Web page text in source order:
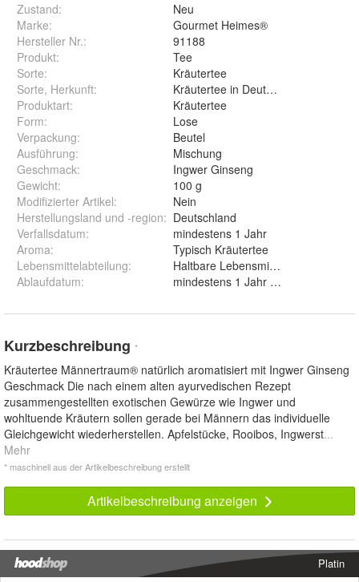
Zustand:
Neu
Marke:
Gourmet Heimes®
Hersteller Nr.:
91188
Produkt:
Tee
Sorte:
Kräutertee
Sorte, Herkunft:
Kräutertee in Deutschland
Produktart:
Kräutertee
Form:
Lose
Verpackung:
Beutel
Ausführung:
Mischung
Geschmack:
Ingwer Ginseng
Gewicht:
100 g
Modifizierter Artikel:
Nein
Herstellungsland und -region: Deutschland
Verfallsdatum:
mindestens 1 Jahr
Aroma:
Typisch Kräutertee
Lebensmittelabteilung:
Haltbare Lebensmittel
Ablaufdatum: mindestens 1 Jahr nach Lieferung
Kurzbeschreibung *
Kräutertee Männertraum® natürlich aromatisiert mit Ingwer Ginseng
Geschmack Die nach einem alten ayurvedischen Rezept
zusammengestellten exotischen Gewürze wie Ingwer und
wohltuende Kräutern sollen gerade bei Männern das individuelle
Gleichgewicht wiederherstellen. Apfelstücke, Rooibos, Ingwerst...
Mehr
* maschinell aus der Artikelbeschreibung erstellt
Artikelbeschreibung anzeigen
Platin